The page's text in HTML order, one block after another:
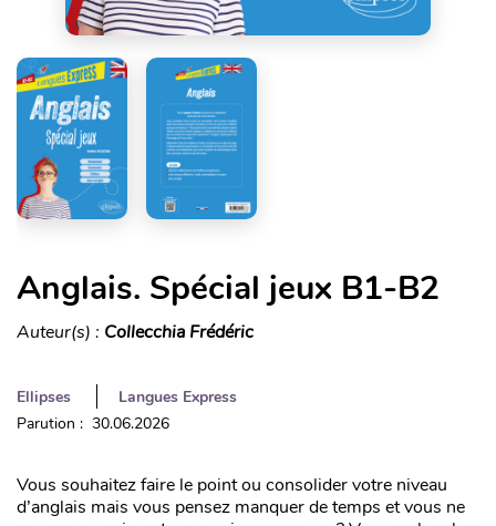
Anglais. Spécial jeux B1-B2
Auteur(s) : Collecchia Frédéric
Ellipses
Langues Express
Parution : 30.06.2026
Vous souhaitez faire le point ou consolider votre niveau
d’anglais mais vous pensez manquer de temps et vous ne